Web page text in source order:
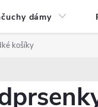
dámy
košíky